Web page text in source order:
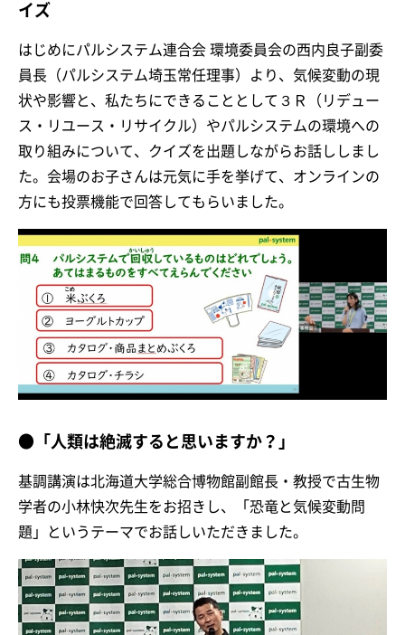
イズ
はじめにパルシステム連合会 環境委員会の西内良子副委
員長（パルシステム埼玉常任理事）より、気候変動の現
状や影響と、私たちにできることとして３Ｒ（リデュー
ス・リユース・リサイクル）やパルシステムの環境への
取り組みについて、クイズを出題しながらお話ししまし
た。会場のお子さんは元気に手を挙げて、オンラインの
方にも投票機能で回答してもらいました。
●「人類は絶滅すると思いますか？」
基調講演は北海道大学総合博物館副館長・教授で古生物
学者の小林快次先生をお招きし、「恐竜と気候変動問
題」というテーマでお話しいただきました。